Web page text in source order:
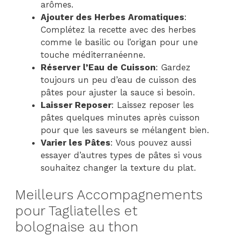
arômes.
Ajouter des Herbes Aromatiques:
Complétez la recette avec des herbes
comme le basilic ou l’origan pour une
touche méditerranéenne.
Réserver l’Eau de Cuisson: Gardez
toujours un peu d’eau de cuisson des
pâtes pour ajuster la sauce si besoin.
Laisser Reposer: Laissez reposer les
pâtes quelques minutes après cuisson
pour que les saveurs se mélangent bien.
Varier les Pâtes: Vous pouvez aussi
essayer d’autres types de pâtes si vous
souhaitez changer la texture du plat.
Meilleurs Accompagnements
pour Tagliatelles et
bolognaise au thon